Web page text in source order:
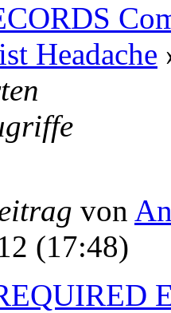
Headache
von
(17:48)